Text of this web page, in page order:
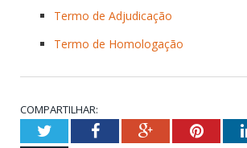
Termo de Adjudicação
Termo de Homologação
COMPARTILHAR:
TwitterFacebookGoogle+